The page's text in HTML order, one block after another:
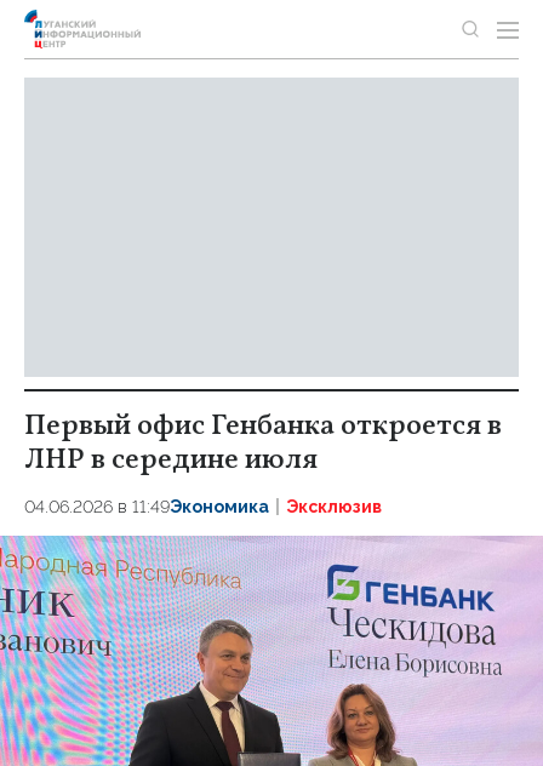
Первый офис Генбанка откроется в
ЛНР в середине июля
04.06.2026 в 11:49Экономика Эксклюзив